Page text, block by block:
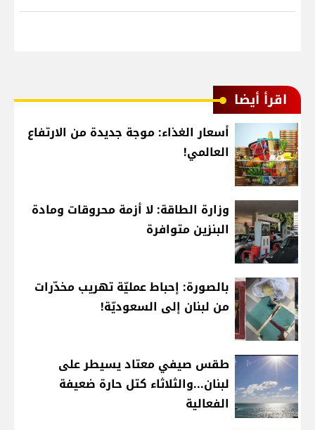
اقرأ أيضا
أسعار الغذاء: موجة جديدة من الارتفاع
العالمي!
وزارة الطاقة: لا أزمة محروقات ومادة
البنزين متوافرة
بالصورة: إحباط عمليّة تهريب مخدّرات
من لبنان إلى السعوديّة!
طقس صيفي معتاد يسيطر على
لبنان...والثلاثاء كتل حارة ضعيفة
الفعالية